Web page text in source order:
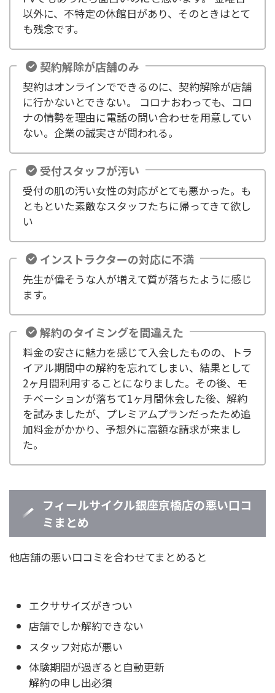
以外に、不特定の休館日があり、そのときはとて
も残念です。
契約解除が店舗のみ
契約はオンラインでできるのに、契約解除が店舗
に行かないとできない。 コロナおわっても、コロ
ナの情勢を理由に電話の問い合わせを用意してい
ない。企業の誠実さが問われる。
受付スタッフが汚い
受付の肌の汚い女性の対応がとても悪かった。も
ともといた素敵なスタッフたちに帰ってきて欲し
い
インストラクターの対応に不満
先生が偉そうな人が増えて質が落ちたように感じ
ます。
解約のタイミングを間違えた
料金の安さに魅力を感じて入会したものの、トラ
イアル期間中の解約を忘れてしまい、結果として
2ヶ月間利用することになりました。その後、モ
チベーションが落ちて1ヶ月間休会した後、解約
を試みましたが、プレミアムプランだったため追
加料金がかかり、予想外に高額な請求が来まし
た。
フィールサイクル銀座京橋店の悪い口コ
ミまとめ
他店舗の悪い口コミを合わせてまとめると
エクササイズがきつい
店舗でしか解約できない
スタッフ対応が悪い
体験期間が過ぎると自動更新
解約の申し出必須